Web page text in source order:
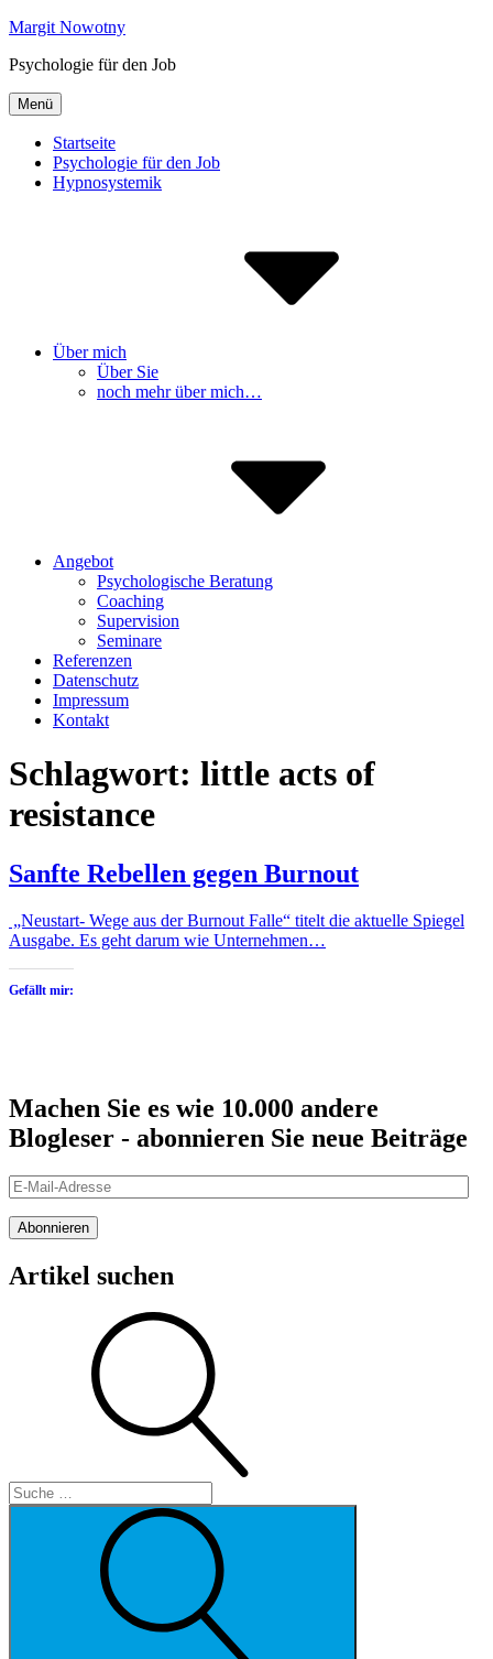
Inhalte
Margit Nowotny
Psychologie für den Job
Menü
Startseite
Psychologie für den Job
Hypnosystemik
Über mich
Über Sie
noch mehr über mich…
Angebot
Psychologische Beratung
Coaching
Supervision
Seminare
Referenzen
Datenschutz
Impressum
Kontakt
Schlagwort: little acts of
resistance
Sanfte Rebellen gegen Burnout
„Neustart- Wege aus der Burnout Falle“ titelt die aktuelle Spiegel
Ausgabe. Es geht darum wie Unternehmen…
Gefällt mir:
Machen Sie es wie 10.000 andere
Blogleser - abonnieren Sie neue Beiträge
E-
Mail-
Adresse
Abonnieren
Artikel suchen